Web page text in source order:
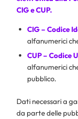
CIG e CUP.
CIG – Codice
alfanumerici
CUP – Codice
alfanumerici
pubblico.
Dati necessari a
da parte delle